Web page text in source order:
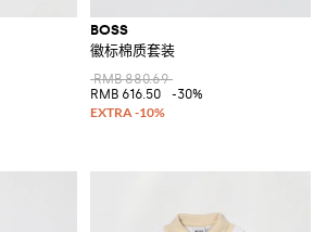
BOSS
徽标棉质套装
RMB 880.69
RMB 616.50
-30%